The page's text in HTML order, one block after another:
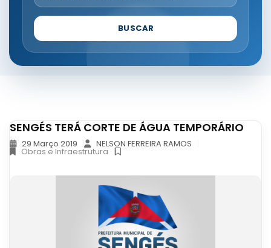
BUSCAR
SENGÉS TERÁ CORTE DE ÁGUA TEMPORÁRIO
29 Março 2019 NELSON FERREIRA RAMOS
Obras e Infraestrutura